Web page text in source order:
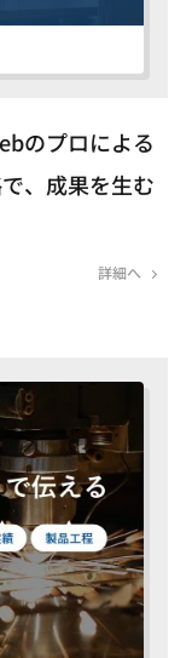
のプロによる
、成果を生む
詳細へ